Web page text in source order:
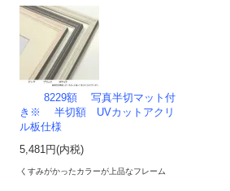
8229額 写真半切マット付
き※ 半切額 UVカットアクリ
ル板仕様
5,481円(内税)
くすみがかったカラーが上品なフレーム